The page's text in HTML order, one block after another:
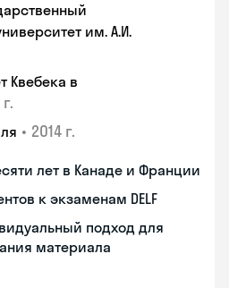
им. А.И.
Квебека в
• 2014 г.
лет в Канаде и Франции
к экзаменам DELF
подход для
материала